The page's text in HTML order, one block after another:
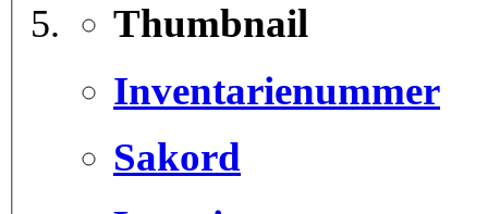
Thumbnail
Inventarienummer
Sakord